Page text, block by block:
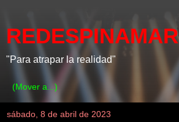
REDESPINAMAR
"Para atrapar la realidad"
sábado, 8 de abril de 2023